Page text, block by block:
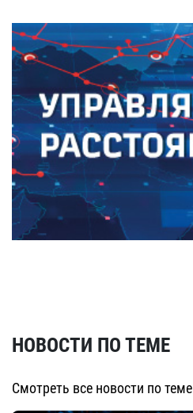
НОВОСТИ ПО ТЕМЕ
Смотреть все новости по теме